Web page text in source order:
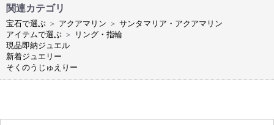
関連カテゴリ
宝石で選ぶ ＞ アクアマリン ＞ サンタマリア・アクアマリン
アイテムで選ぶ ＞
リング・指輪
現品即納ジュエル
新着ジュエリー
そくのうじゅえりー